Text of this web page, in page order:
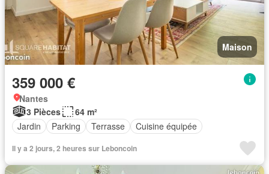
Maison
359 000 €
Nantes
3 Pièces
64 m²
Jardin
Parking Terrasse Cuisine équipée
Il y a 2 jours, 2 heures sur Leboncoin